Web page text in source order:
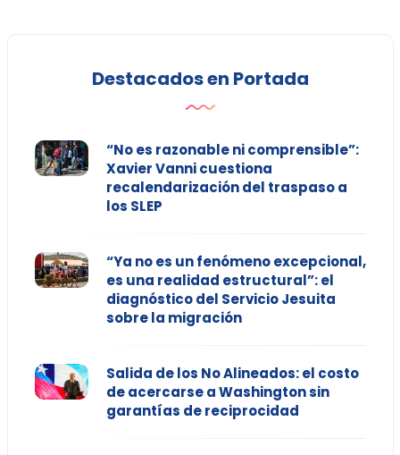
Destacados en Portada
“No es razonable ni comprensible”:
Xavier Vanni cuestiona
recalendarización del traspaso a
los SLEP
“Ya no es un fenómeno excepcional,
es una realidad estructural”: el
diagnóstico del Servicio Jesuita
sobre la migración
Salida de los No Alineados: el costo
de acercarse a Washington sin
garantías de reciprocidad